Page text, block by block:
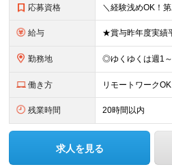
応募資格
給与
勤務地
働き方 リモートワークOK
残業時間 20時間以内
求人を見る